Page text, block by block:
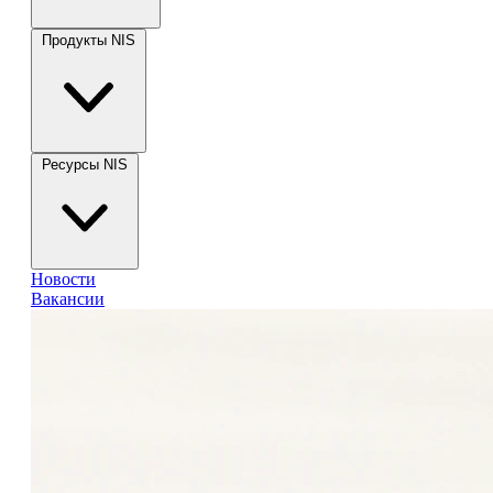
Продукты NIS
Ресурсы NIS
Новости
Вакансии